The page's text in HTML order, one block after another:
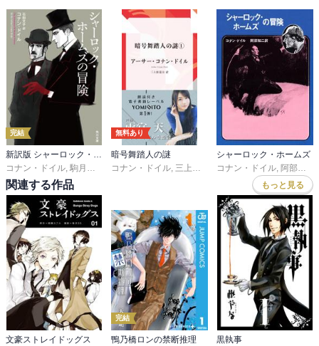
完結
コナン・ドイル 駒月雅子
無料あり
暗号舞踏人の謎
コナン・ドイル 三上於莵吉
シャーロック・ホームズ
コナン・ドイル 阿部知二
関連する作品 もっと見る
文豪ストレイドッグス
完結
鴨乃橋ロンの禁断推理
黒執事